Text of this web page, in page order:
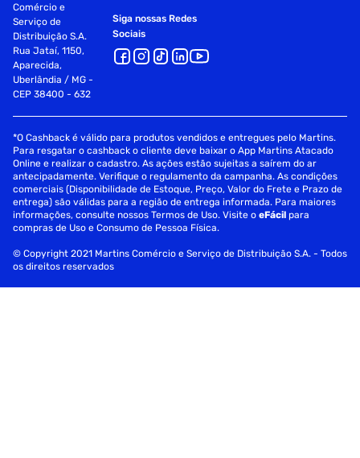
Fornecedor Cimex Dist Salon Line
Comércio e
Serviço de
Distribuição S.A.
Rua Jataí, 1150,
Aparecida,
Uberlândia / MG -
CEP 38400 - 632
Siga nossas Redes
Sociais
*O Cashback é válido para produtos vendidos e entregues pelo Martins.
Para resgatar o cashback o cliente deve baixar o App Martins Atacado
Online e realizar o cadastro. As ações estão sujeitas a saírem do ar
antecipadamente. Verifique o regulamento da campanha. As condições
comerciais (Disponibilidade de Estoque, Preço, Valor do Frete e Prazo de
entrega) são válidas para a região de entrega informada. Para maiores
informações, consulte nossos Termos de Uso. Visite oeFácil para
compras de Uso e Consumo de Pessoa Física.
© Copyright 2021 Martins Comércio e Serviço de Distribuição S.A. - Todos
os direitos reservados